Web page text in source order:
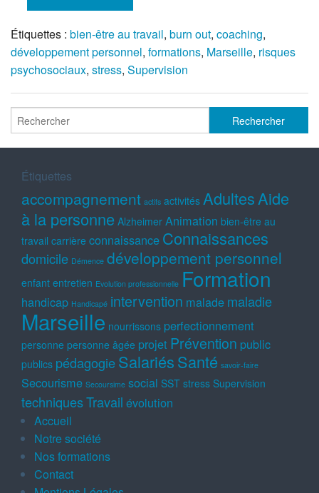
Étiquettes : bien-être au travail, burn out, coaching,
développement personnel, formations, Marseille, risques
psychosociaux, stress, Supervision
Étiquettes
accompagnement actifs activités AdultesAide
à la personne Alzheimer Animation bien-être au
travail carrière connaissance Connaissances
domicile Démence développement personnel
enfant entretien Evolution professionnelle Formation
handicap Handicapé intervention malade maladie
Marseille nourrissons perfectionnement
personne personne âgée projet Prévention public
publics pédagogieSalariésSanté savoir-faire
Secourisme Secoursime social SST stress Supervision
techniquesTravail évolution
Accueil
Notre société
Nos formations
Contact